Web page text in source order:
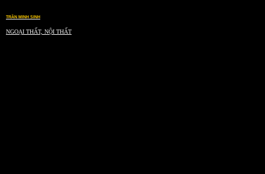
TRẦN MINH SINH
NGOẠI THẤT, NỘI THẤT